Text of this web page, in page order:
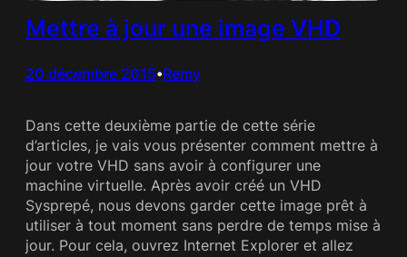
Mettre à jour une image VHD
20 décembre 2015•Remy
Dans cette deuxième partie de cette série
d’articles, je vais vous présenter comment mettre à
jour votre VHD sans avoir à configurer une
machine virtuelle. Après avoir créé un VHD
Sysprepé, nous devons garder cette image prêt à
utiliser à tout moment sans perdre de temps mise à
jour. Pour cela, ouvrez Internet Explorer et allez